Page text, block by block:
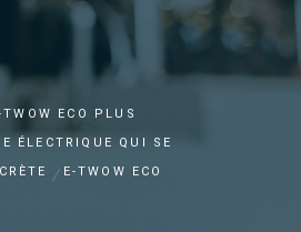
TWOW ECO PLUS
ÉLECTRIQUE QUI SE
E-TWOW ECO